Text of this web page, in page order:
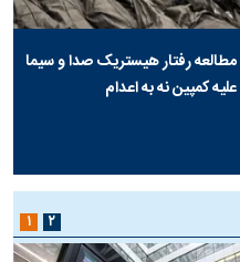
مطالعه رفتار هیستریک صدا و سیما
علیه کمپین نه به اعدام
۱ ۲